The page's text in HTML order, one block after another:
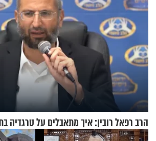
הרב רפאל רובין: איך מתאבלים על טרגדיה